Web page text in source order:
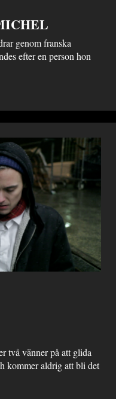
genom franska
efter en person hon
två vänner på att glida
kommer aldrig att bli det